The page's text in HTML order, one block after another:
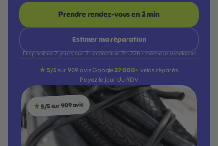
Prendre rendez-vous en 2 min
Estimer ma réparation
Disponible 7 jours sur 7 · créneaux 7h-22h · même le weekend
★ 5/5 sur 909 avis Google27 000+ vélos réparés
Payez le jour du RDV
★5/5 sur 909 avis